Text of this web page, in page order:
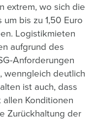
extrem, wo sich die
bis zu 1,50 Euro
Logistikmieten
aufgrund des
Anforderungen
wenngleich deutlich
ist auch, dass
allen Konditionen
Zurückhaltung der